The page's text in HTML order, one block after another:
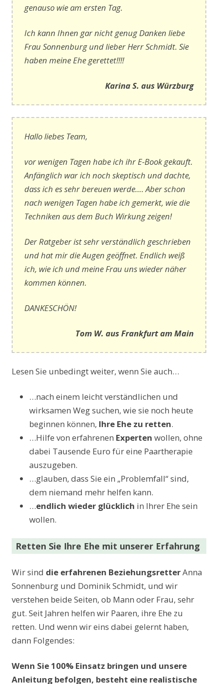
genauso wie am ersten Tag.
Ich kann Ihnen gar nicht genug Danken liebe
Frau Sonnenburg und lieber Herr Schmidt. Sie
haben meine Ehe gerettet!!!!
Karina S. aus Würzburg
Hallo liebes Team,
vor wenigen Tagen habe ich ihr E-Book gekauft.
Anfänglich war ich noch skeptisch und dachte,
dass ich es sehr bereuen werde…. Aber schon
nach wenigen Tagen habe ich gemerkt, wie die
Techniken aus dem Buch Wirkung zeigen!
Der Ratgeber ist sehr verständlich geschrieben
und hat mir die Augen geöffnet. Endlich weiß
ich, wie ich und meine Frau uns wieder näher
kommen können.
DANKESCHÖN!
Tom W. aus Frankfurt am Main
Lesen Sie unbedingt weiter, wenn Sie auch…
…nach einem leicht verständlichen und
wirksamen Weg suchen, wie sie noch heute
beginnen können, Ihre Ehe zu retten.
…Hilfe von erfahrenen Experten wollen, ohne
dabei Tausende Euro für eine Paartherapie
auszugeben.
…glauben, dass Sie ein „Problemfall“ sind,
dem niemand mehr helfen kann.
…endlich wieder glücklich in Ihrer Ehe sein
wollen.
Retten Sie Ihre Ehe mit unserer Erfahrung
Wir sind die erfahrenen BeziehungsretterAnna
Sonnenburg und Dominik Schmidt, und wir
verstehen beide Seiten, ob Mann oder Frau, sehr
gut. Seit Jahren helfen wir Paaren, ihre Ehe zu
retten. Und wenn wir eins dabei gelernt haben,
dann Folgendes:
Wenn Sie 100% Einsatz bringen und unsere
Anleitung befolgen, besteht eine realistische